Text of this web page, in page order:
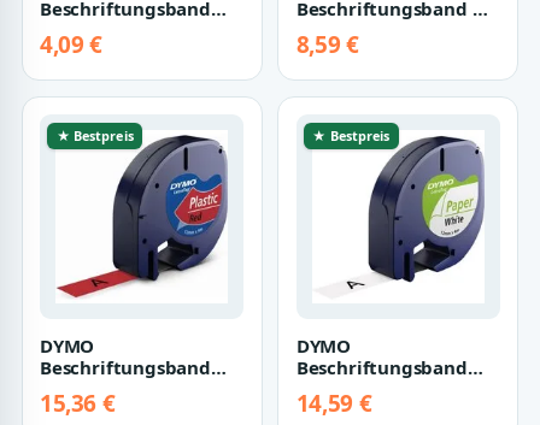
Beschriftungsband
Brother TZe-121
4,09 €
Beschriftungsband M-
4 m, für P-Touch
8,59 €
★ Bestpreis
DYMO
Beschriftungsband
Schriftbandkassetten
Kunststoff - laminiert
15,36 €
★ Bestpreis
DYMO
Beschriftungsband
Dymo S0721510 Dymo
Letratag Band Papier
14,59 €